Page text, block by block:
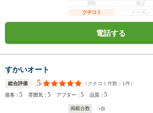
買取
保証
クチコミ
クーポン
電話する
すかいオート
総合評価 5 （クチコミ件数： 1件）
接客：5 雰囲気：5 アフター：5 品質：5
掲載台数 -台